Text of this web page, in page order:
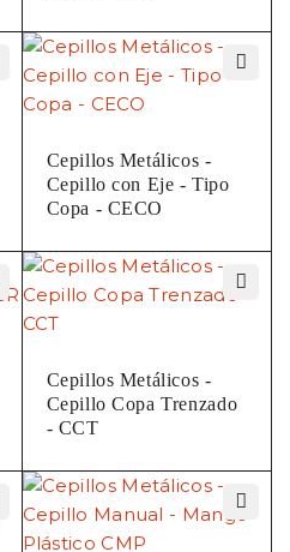
Cepillos Metálicos -
Cepillo con Eje - Tipo
Copa - CECO
Cepillos Metálicos -
Cepillo Copa Trenzado
- CCT